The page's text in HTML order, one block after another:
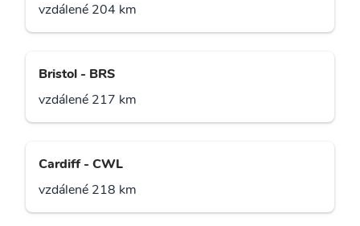
vzdálené 204 km
Bristol - BRS
vzdálené 217 km
Cardiff - CWL
vzdálené 218 km